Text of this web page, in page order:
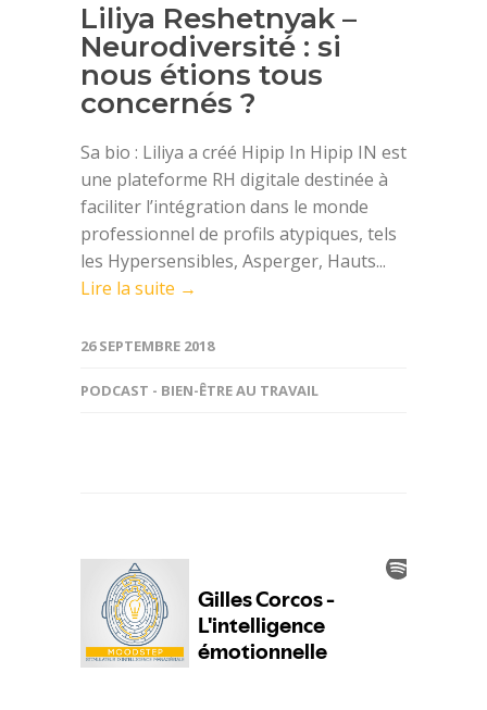
Liliya Reshetnyak –
Neurodiversité : si
nous étions tous
concernés ?
Sa bio : Liliya a créé Hipip In Hipip IN est
une plateforme RH digitale destinée à
faciliter l’intégration dans le monde
professionnel de profils atypiques, tels
les Hypersensibles, Asperger, Hauts...
Lire la suite →
26 SEPTEMBRE 2018
PODCAST - BIEN-ÊTRE AU TRAVAIL